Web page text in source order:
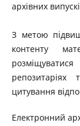
архівних
З метою
контенту
репозитаріях
цитування
Електронний